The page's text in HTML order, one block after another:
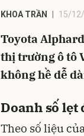
KHOA TRẦN 15/
Toyota
thị trường ô tô
không hề dễ
Doanh số lẹt
Theo số liệu